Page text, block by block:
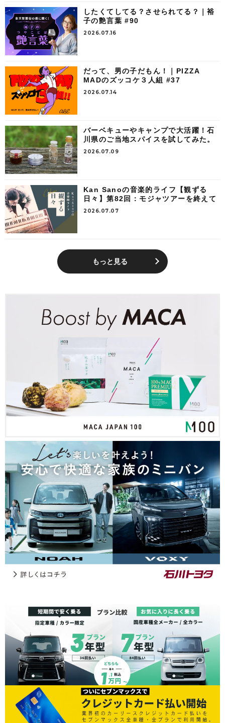
したくてしてる？させられてる？｜裕
子の艶言葉 #90
2026.07.16
だって、男の子だもん！｜PIZZA
MADのズッコケ３人組 #37
2026.07.14
バーベキューやキャンプで大活躍！石
川県のご当地スパイスを試してみた。
2026.07.09
Kan Sanoの音楽的ライフ【観ずる
日々】第82回：モジャツアーを終えて
2026.07.07
もっと見る